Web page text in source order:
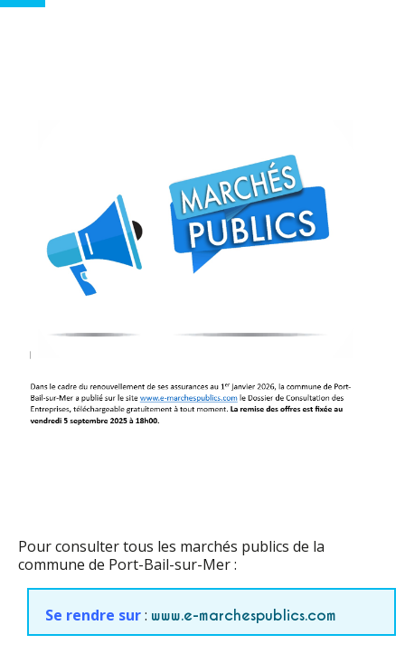
Pour consulter tous les marchés publics de la
commune de Port-Bail-sur-Mer :
Se rendre sur: www.e-marchespublics.com